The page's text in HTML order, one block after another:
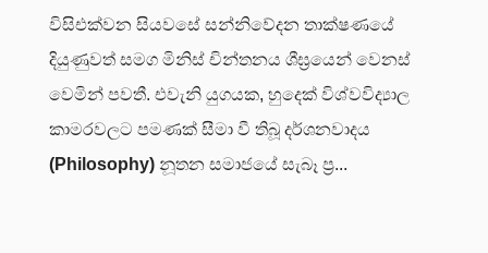
විසිඑක්වන සියවසේ සන්නිවේදන තාක්ෂණයේ
දියුණුවත් සමග මිනිස් චින්තනය ශීඝ්‍රයෙන් වෙනස්
වෙමින් පවතී. එවැනි යුගයක, හුදෙක් විශ්වවිද්‍යාල
කාමරවලට පමණක් සීමා වී තිබූ දර්ශනවාදය
(Philosophy) නූතන සමාජයේ සැබෑ ප්‍ර...